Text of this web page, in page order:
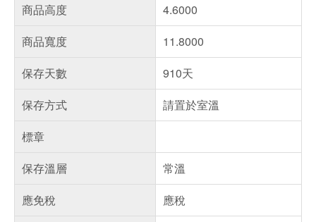
商品高度
4.6000
商品寬度
11.8000
保存天數
910天
保存方式
請置於室溫
標章
保存溫層
常溫
應免稅
應稅